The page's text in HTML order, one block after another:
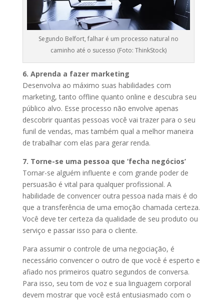
Segundo Belfort, falhar é um processo natural no
caminho até o sucesso (Foto: ThinkStock)
6. Aprenda a fazer marketing
Desenvolva ao máximo suas habilidades com
marketing, tanto offline quanto online e descubra seu
público alvo. Esse processo não envolve apenas
descobrir quantas pessoas você vai trazer para o seu
funil de vendas, mas também qual a melhor maneira
de trabalhar com elas para gerar renda.
7. Torne-se uma pessoa que ‘fecha negócios’
Tornar-se alguém influente e com grande poder de
persuasão é vital para qualquer profissional. A
habilidade de convencer outra pessoa nada mais é do
que a transferência de uma emoção chamada certeza.
Você deve ter certeza da qualidade de seu produto ou
serviço e passar isso para o cliente.
Para assumir o controle de uma negociação, é
necessário convencer o outro de que você é esperto e
afiado nos primeiros quatro segundos de conversa.
Para isso, seu tom de voz e sua linguagem corporal
devem mostrar que você está entusiasmado com o